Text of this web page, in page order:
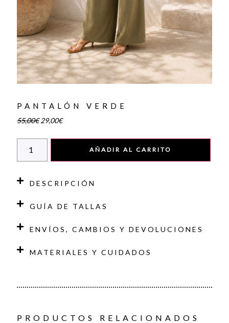
PANTALÓN VERDE
55,00€ 29,00€
AÑADIR AL CARRITO
DESCRIPCIÓN
GUÍA DE TALLAS
ENVÍOS, CAMBIOS Y DEVOLUCIONES
MATERIALES Y CUIDADOS
PRODUCTOS RELACIONADOS